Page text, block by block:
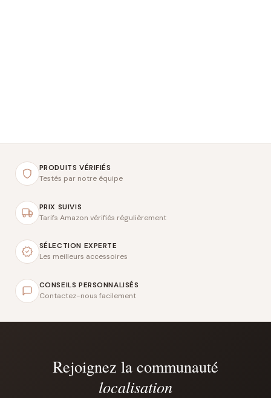
PRODUITS VÉRIFIÉS
Testés par notre équipe
PRIX SUIVIS
Tarifs Amazon vérifiés régulièrement
SÉLECTION EXPERTE
Les meilleurs accessoires
CONSEILS PERSONNALISÉS
Contactez-nous facilement
Rejoignez la communauté
localisation